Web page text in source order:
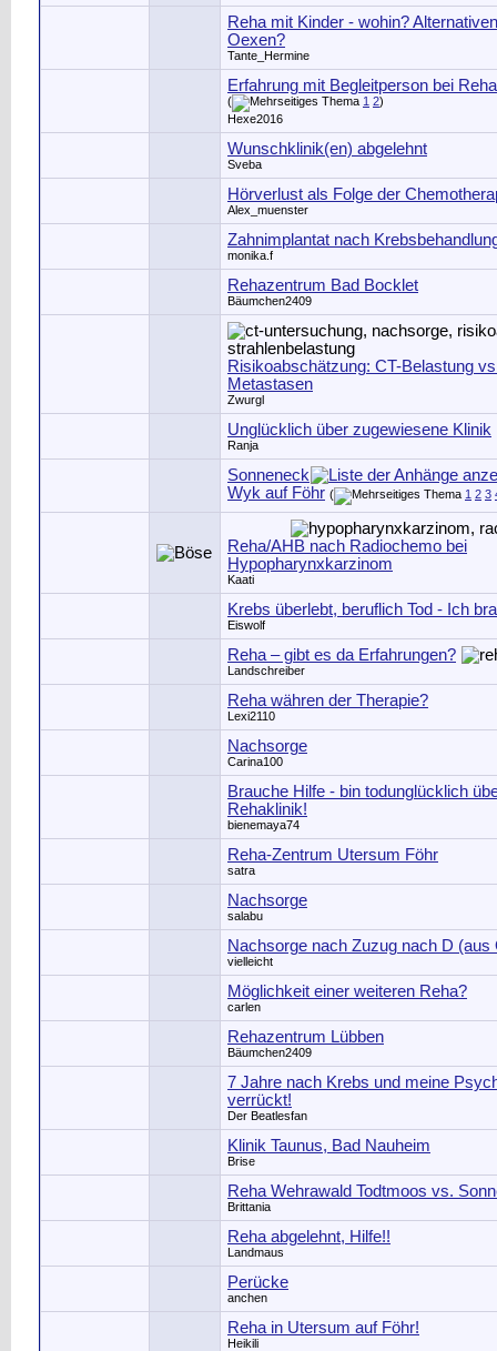
Reha mit Kinder - wohin?
Oexen?
Tante_Hermine
Erfahrung mit Begleitperson bei Reha
( 1 2)
Hexe2016
Wunschklinik(en) abgelehnt
Sveba
Hörverlust als Folge der
Alex_muenster
Zahnimplantat nach
monika.f
Rehazentrum Bad Bocklet
Bäumchen2409
Risikoabschätzung: CT-Belastung
Metastasen
Zwurgl
Unglücklich über zugewiesene Klinik
Ranja
Sonneneck
Wyk auf Föhr ( 1 2 3
Reha/AHB nach Radiochemo bei
Hypopharynxkarzinom
Kaati
Krebs überlebt, beruflich Tod - Ich
Eiswolf
Reha – gibt es da Erfahrungen?
Landschreiber
Reha währen der Therapie?
Lexi2110
Nachsorge
Carina100
Brauche Hilfe - bin todunglücklich
Rehaklinik!
bienemaya74
Reha-Zentrum Utersum Föhr
satra
Nachsorge
salabu
Nachsorge nach Zuzug nach D (aus
vielleicht
Möglichkeit einer weiteren Reha?
carlen
Rehazentrum Lübben
Bäumchen2409
7 Jahre nach Krebs und meine
verrückt!
Der Beatlesfan
Klinik Taunus, Bad Nauheim
Brise
Reha Wehrawald Todtmoos vs.
Brittania
Reha abgelehnt, Hilfe!!
Landmaus
Perücke
anchen
Reha in Utersum auf Föhr!
Heikili